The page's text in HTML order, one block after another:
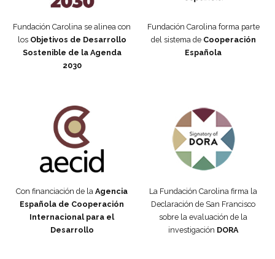
Fundación Carolina se alinea con
los Objetivos de Desarrollo
Sostenible de la Agenda
2030
Fundación Carolina forma parte
del sistema de Cooperación
Española
Con financiación de la Agencia
Española de Cooperación
Internacional para el
Desarrollo
La Fundación Carolina firma la
Declaración de San Francisco
sobre la evaluación de la
investigación DORA